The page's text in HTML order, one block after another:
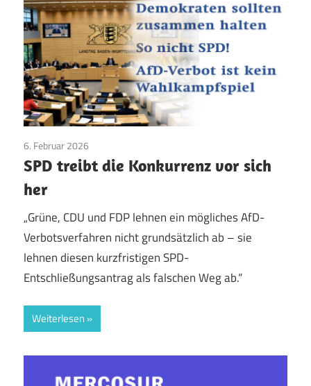
6. Februar 2026
SPD/TopNews
SPD treibt die Konkurrenz vor sich
her
„Grüne, CDU und FDP lehnen ein mögliches AfD-
Verbotsverfahren nicht grundsätzlich ab – sie
lehnen diesen kurzfristigen SPD-
Entschließungsantrag als falschen Weg ab.“
Weiterlesen